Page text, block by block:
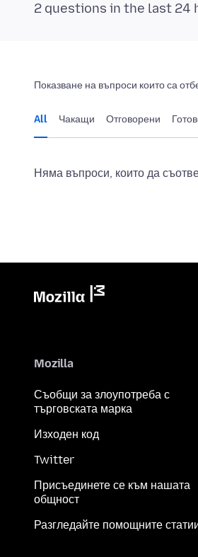
2 questions in the last 24
Показване на въпроси които са
All Чакащи Отговорени
Няма въпроси, които да
Mozilla
Съобщи за злоупотреба с
търговската марка
Изходен код
Twitter
Присъединете се към нашата
общност
Разгледайте помощните